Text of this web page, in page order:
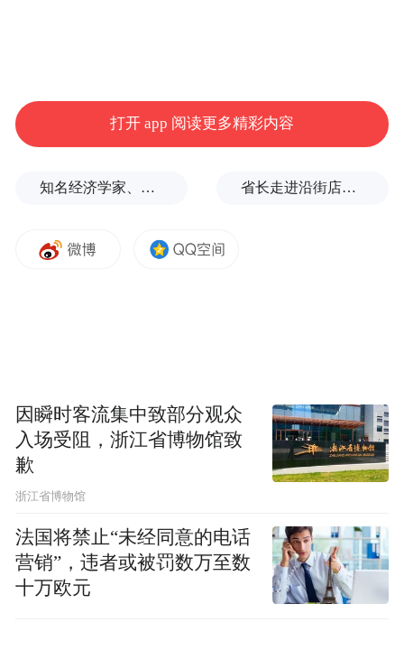
Notice: The content above (including the videos,
pictures and audios if any) is uploaded and posted
by the user of Dafeng Hao, which is a social media
space services.”
打开 app 阅读更多精彩内容
知名经济学家、教育家、出版人高希均辞世，享年90岁 省长走进沿街店铺、网红打卡点，与游客交流
因瞬时客流集中致部分观众
入场受阻，浙江省博物馆致
歉
浙江省博物馆
法国将禁止“未经同意的电话
营销”，违者或被罚数万至数
十万欧元